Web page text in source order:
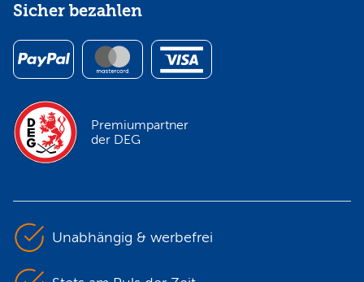
Sicher bezahlen
Premiumpartner
der DEG
Unabhängig & werbefrei